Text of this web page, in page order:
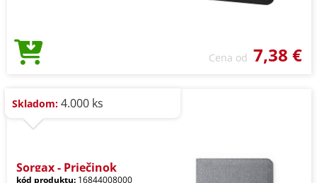
Cena od 7,38 €
Skladom: 4.000 ks
Sorgax - Priečinok
kód produktu: 16844008000